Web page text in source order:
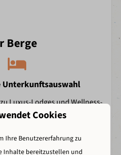
Berge
Luxus-Lodges und Wellness-
Cookies
Ihre Benutzererfahrung zu
Inhalte bereitzustellen und